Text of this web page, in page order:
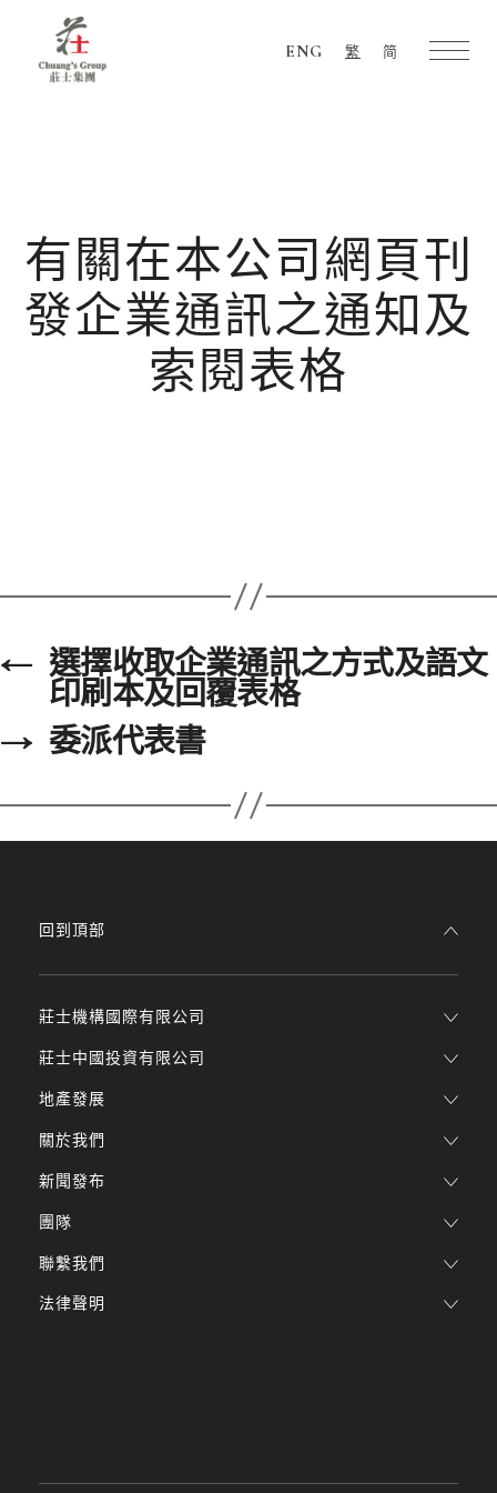
ENG 繁 简
有關在本公司網頁刊
發企業通訊之通知及
索閱表格
← 選擇收取企業通訊之方式及語文
印刷本及回覆表格
→ 委派代表書
莊士機構國際有限公司
莊士中國投資有限公司
地產發展
關於我們
新聞發布
團隊
回到頂部
聯繫我們
法律聲明